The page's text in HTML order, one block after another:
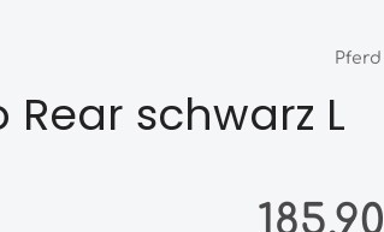
Pferd
schwarz L
Regulärer Preis: